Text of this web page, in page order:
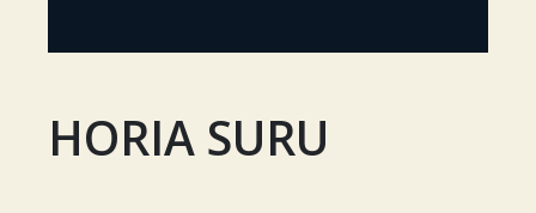
HORIA SURU